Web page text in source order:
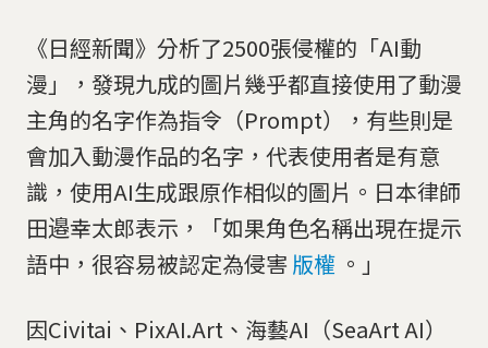
《日經新聞》分析了2500張侵權的「AI動
漫」，發現九成的圖片幾乎都直接使用了動漫
主角的名字作為指令（Prompt），有些則是
會加入動漫作品的名字，代表使用者是有意
識，使用AI生成跟原作相似的圖片。日本律師
田邉幸太郎表示，「如果角色名稱出現在提示
語中，很容易被認定為侵害 版權 。」
因Civitai、PixAI.Art、海藝AI（SeaArt AI）